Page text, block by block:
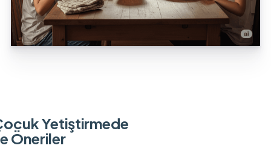
Yetiştirmede
Öneriler